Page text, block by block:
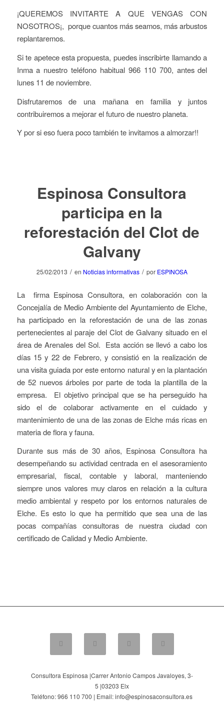
¡QUEREMOS INVITARTE A QUE VENGAS CON
NOSOTROS¡, porque cuantos más seamos, más arbustos
replantaremos.
Si te apetece esta propuesta, puedes inscribirte llamando a
Inma a nuestro teléfono habitual 966 110 700, antes del
lunes 11 de noviembre.
Disfrutaremos de una mañana en familia y juntos
contribuiremos a mejorar el futuro de nuestro planeta.
Y por si eso fuera poco también te invitamos a almorzar!!
Espinosa Consultora
participa en la
reforestación del Clot de
Galvany
25/02/2013 / en Noticias informativas / por ESPINOSA
La firma Espinosa Consultora, en colaboración con la
Concejalía de Medio Ambiente del Ayuntamiento de Elche,
ha participado en la reforestación de una de las zonas
pertenecientes al paraje del Clot de Galvany situado en el
área de Arenales del Sol. Esta acción se llevó a cabo los
días 15 y 22 de Febrero, y consistió en la realización de
una visita guiada por este entorno natural y en la plantación
de 52 nuevos árboles por parte de toda la plantilla de la
empresa. El objetivo principal que se ha perseguido ha
sido el de colaborar activamente en el cuidado y
mantenimiento de una de las zonas de Elche más ricas en
materia de flora y fauna.
Durante sus más de 30 años, Espinosa Consultora ha
desempeñando su actividad centrada en el asesoramiento
empresarial, fiscal, contable y laboral, manteniendo
siempre unos valores muy claros en relación a la cultura
medio ambiental y respeto por los entornos naturales de
Elche. Es esto lo que ha permitido que sea una de las
pocas compañías consultoras de nuestra ciudad con
certificado de Calidad y Medio Ambiente.
Consultora Espinosa |Carrer Antonio Campos Javaloyes, 3-
5 |03203 Elx
Teléfono: 966 110 700 | Email: info@espinosaconsultora.es